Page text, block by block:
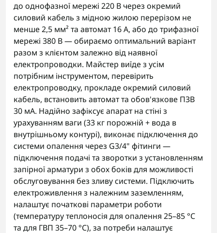
до однофазної мережі 220 В через окремий
силовий кабель з мідною жилою перерізом не
менше 2,5 мм² та автомат 16 А, або до трифазної
мережі 380 В — обираємо оптимальний варіант
разом з клієнтом залежно від наявної
електропроводки. Майстер виїде з усім
потрібним інструментом, перевірить
електропроводку, прокладе окремий силовий
кабель, встановить автомат та обов'язкове ПЗВ
30 мА. Надійно зафіксує апарат на стіні з
урахуванням ваги (33 кг порожній + вода в
внутрішньому контурі), виконає підключення до
системи опалення через G3/4" фітинги —
підключення подачі та зворотки з установленням
запірної арматури з обох боків для можливості
обслуговування без зливу системи. Підключить
електроживлення з належним заземленням,
налаштує початкові параметри роботи
(температуру теплоносія для опалення 25–85 °C
та для ГВП 35–70 °C), за потреби налаштує